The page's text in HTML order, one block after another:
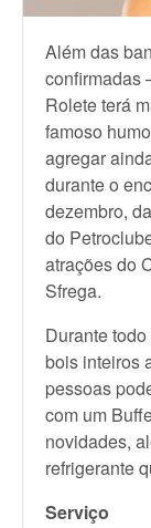
Além das
confirmadas
Rolete terá
famoso
agregar
durante o
dezembro,
do
atrações do
Sfrega.
Durante
bois inteiros
pessoas
com um
novidades,
refrigerante
Serviço